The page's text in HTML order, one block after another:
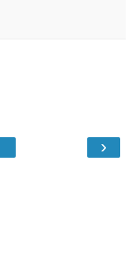
›